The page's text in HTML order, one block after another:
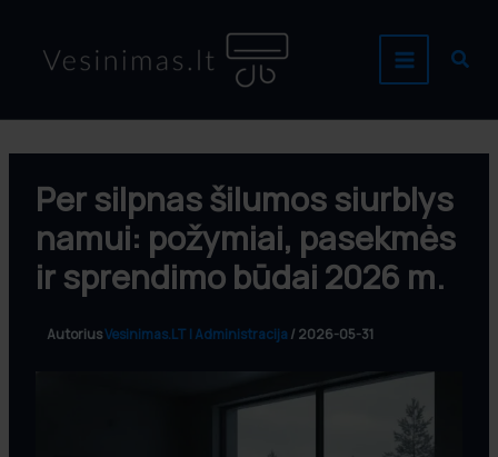
turinio
Per silpnas šilumos siurblys
namui: požymiai, pasekmės
ir sprendimo būdai 2026 m.
AutoriusVesinimas.LT | Administracija/ 2026-05-31